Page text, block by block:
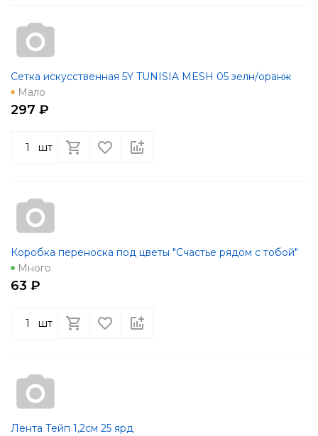
Сетка искусственная 5Y TUNISIA MESH 05 зелн/оранж
Мало
297 ₽
шт
Коробка переноска под цветы "Счастье рядом с тобой"
Много
63 ₽
шт
Лента Тейп 1,2см 25 ярд